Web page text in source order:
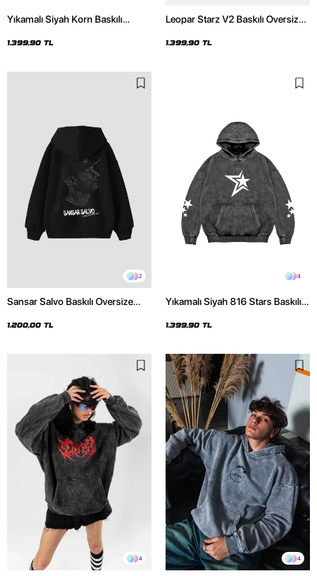
Yıkamalı Siyah Korn Baskılı
1.399,90 TL
Leopar Starz V2 Baskılı Oversize
Hoodie
1.399,90 TL
2
Sansar Salvo Baskılı Oversize
1.200,00 TL
4
Yıkamalı Siyah 816 Stars Baskılı
1.399,90 TL
4 4